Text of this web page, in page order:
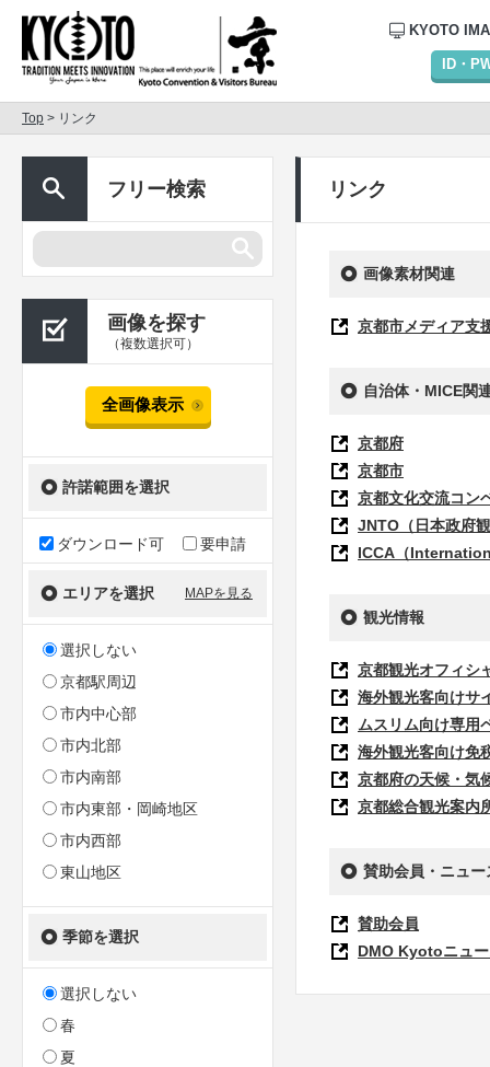
KYOTO
ID・
Top > リンク
フリー検索
画像を探す
（複数選択可）
全画像表示
許諾範囲を選択
ダウンロード可 要申請
エリアを選択 MAPを見る
選択しない
京都駅周辺
市内中心部
市内北部
市内南部
市内東部・岡崎地区
市内西部
東山地区
季節を選択
選択しない
春
夏
リンク
画像素材関連
京都市メディア支
自治体・MICE関
京都府
京都市
京都文化交流コン
JNTO（日本政府
ICCA（
観光情報
京都観光オフィシ
海外観光客向け
ムスリム向け専
海外観光客向け免
京都府の天候・気
京都総合観光案内
賛助会員・ニュ
賛助会員
DMO Kyotoニュ